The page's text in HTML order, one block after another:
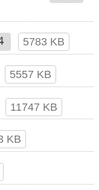
5783 KB
5557 KB
11747 KB
KB